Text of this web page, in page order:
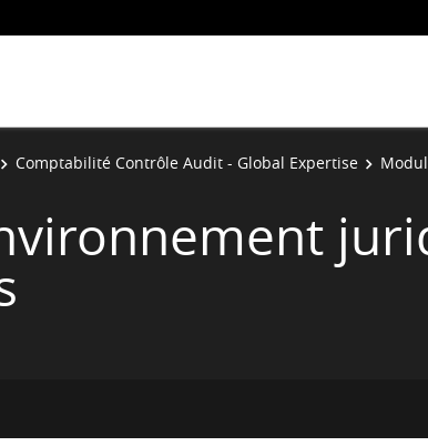
Comptabilité Contrôle Audit - Global Expertise